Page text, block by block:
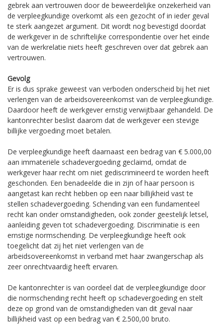
gebrek aan vertrouwen door de beweerdelijke onzekerheid van
de verpleegkundige overkomt als een gezocht of in ieder geval
te sterk aangezet argument. Dit wordt nog bevestigd doordat
de werkgever in de schriftelijke correspondentie over het einde
van de werkrelatie niets heeft geschreven over dat gebrek aan
vertrouwen.
Gevolg
Er is dus sprake geweest van verboden onderscheid bij het niet
verlengen van de arbeidsovereenkomst van de verpleegkundige.
Daardoor heeft de werkgever ernstig verwijtbaar gehandeld. De
kantonrechter beslist daarom dat de werkgever een stevige
billijke vergoeding moet betalen.
De verpleegkundige heeft daarnaast een bedrag van € 5.000,00
aan immateriële schadevergoeding geclaimd, omdat de
werkgever haar recht om niet gediscrimineerd te worden heeft
geschonden. Een benadeelde die in zijn of haar persoon is
aangetast kan recht hebben op een naar billijkheid vast te
stellen schadevergoeding. Schending van een fundamenteel
recht kan onder omstandigheden, ook zonder geestelijk letsel,
aanleiding geven tot schadevergoeding. Discriminatie is een
ernstige normschending. De verpleegkundige heeft ook
toegelicht dat zij het niet verlengen van de
arbeidsovereenkomst in verband met haar zwangerschap als
zeer onrechtvaardig heeft ervaren.
De kantonrechter is van oordeel dat de verpleegkundige door
die normschending recht heeft op schadevergoeding en stelt
deze op grond van de omstandigheden van dit geval naar
billijkheid vast op een bedrag van € 2.500,00 bruto.